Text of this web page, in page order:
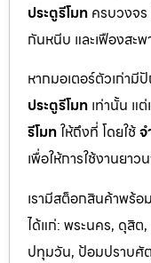
ประตูรีโมท ครบวงจร
กันหนีบ และเฟืองสะพ
หากมอเตอร์ตัวเก่ามี
ประตูรีโมท เท่านั้น แ
รีโมทให้ถึงที่ โดยใช้จ
เพื่อให้การใช้งานยาว
เรามีสต็อกสินค้าพร้อ
ได้แก่: พระนคร, ดุสิต
ปทุมวัน, ป้อมปราบศั